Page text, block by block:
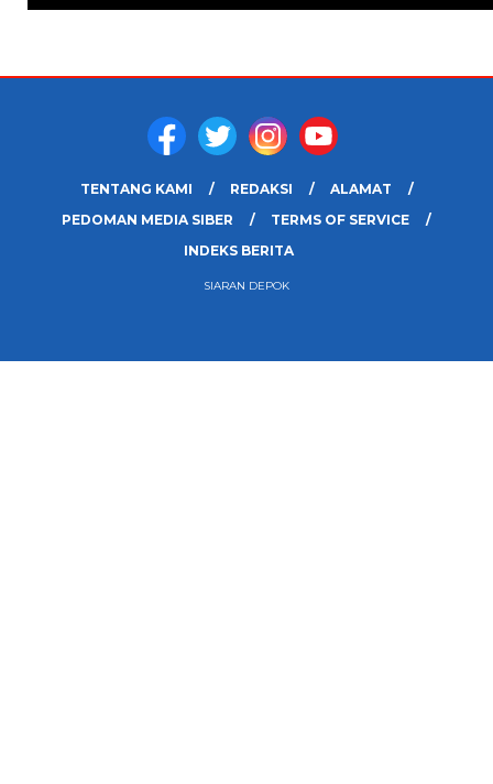
TENTANG KAMI REDAKSI
ALAMAT
PEDOMAN MEDIA SIBER
TERMS OF SERVICE
INDEKS BERITA
SIARAN DEPOK